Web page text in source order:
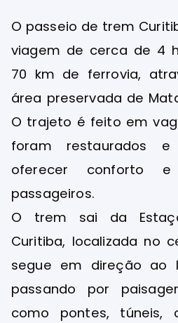
O passeio de trem
viagem de cerca de 4
70 km de ferrovia,
área preservada de
O trajeto é feito em
foram restaurados
oferecer conforto e
passageiros.
O trem sai da
Curitiba, localizada no
segue em direção ao
passando por
como pontes, túneis,